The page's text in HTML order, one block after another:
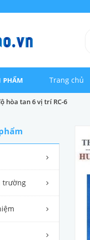
PHẨM Trang chủ
hòa tan 6 vị trí RC-6
trường